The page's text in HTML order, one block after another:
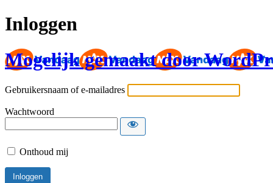
Inloggen
Mogelijk gemaakt door
Gebruikersnaam of e-mailadres
Wachtwoord
Onthoud mij